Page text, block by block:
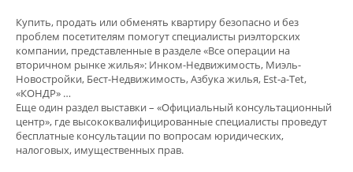
Купить, продать или обменять квартиру безопасно и без
проблем посетителям помогут специалисты риэлторских
компании, представленные в разделе «Все операции на
вторичном рынке жилья»: Инком-Недвижимость, Миэль-
Новостройки, Бест-Недвижимость, Азбука жилья, Est-a-Tet,
«КОНДР» …
Еще один раздел выставки – «Официальный консультационный
центр», где высококвалифицированные специалисты проведут
бесплатные консультации по вопросам юридических,
налоговых, имущественных прав.